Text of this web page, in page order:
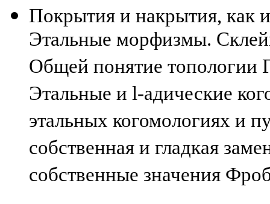
Покрытия и накрытия, как
Этальные морфизмы.
Общей понятие топологии
Этальные и l-адические
этальных когомологиях и
собственная и гладкая
собственные значения